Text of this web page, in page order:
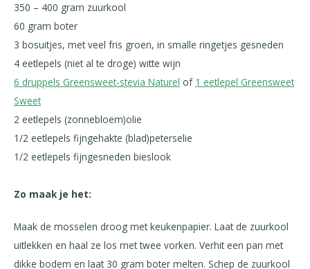
350 – 400 gram zuurkool
60 gram boter
3 bosuitjes, met veel fris groen, in smalle ringetjes gesneden
4 eetlepels (niet al te droge) witte wijn
6 druppels Greensweet-stevia Naturel of 1 eetlepel Greensweet
Sweet
2 eetlepels (zonnebloem)olie
1/2 eetlepels fijngehakte (blad)peterselie
1/2 eetlepels fijngesneden bieslook
Zo maak je het:
Maak de mosselen droog met keukenpapier. Laat de zuurkool
uitlekken en haal ze los met twee vorken. Verhit een pan met
dikke bodem en laat 30 gram boter melten. Schep de zuurkool